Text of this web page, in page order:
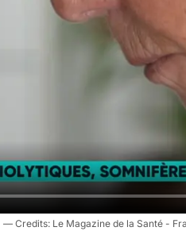
Le Magazine de la Santé -